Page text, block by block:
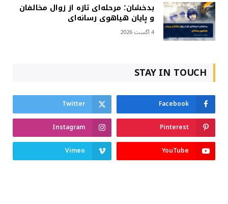
بدخشان؛ مرحله‌ای تازه از زوال مخالفان
و پایان هیاهوی رسانه‌ای
4 آگست 2026
STAY IN TOUCH
Facebook
Twitter
Pinterest
Instagram
YouTube
Vimeo